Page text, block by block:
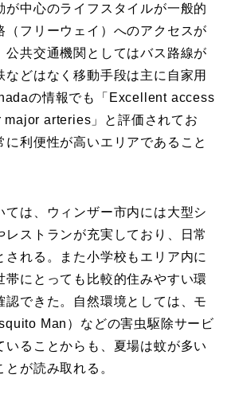
が中心のライフスタイルが一般的
（フリーウェイ）へのアクセスが
公共交通機関としてはバス路線が
などはなく移動手段は主に自家用
の情報でも「Excellent access
arteries」と評価されてお
に利便性が高いエリアであること
ては、ウィンザー市内には大型シ
レストランが充実しており、日常
される。また小学校もエリア内に
帯にとっても比較的住みやすい環
認できた。自然環境としては、モ
Man）などの害虫駆除サービ
いることからも、夏場は蚊が多い
が読み取れる。